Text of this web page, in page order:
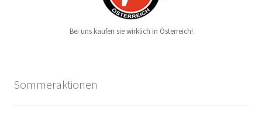
Bei uns kaufen sie wirklich in Österreich!
Sommeraktionen